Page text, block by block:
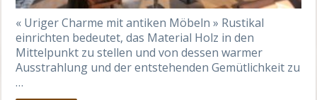
« Uriger Charme mit antiken Möbeln » Rustikal
einrichten bedeutet, das Material Holz in den
Mittelpunkt zu stellen und von dessen warmer
Ausstrahlung und der entstehenden Gemütlichkeit zu
…